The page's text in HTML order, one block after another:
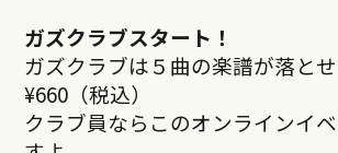
ガズクラブスタート！
ガズクラブは５曲の楽譜が落と
¥660（税込）
クラブ員ならこのオンラインイ